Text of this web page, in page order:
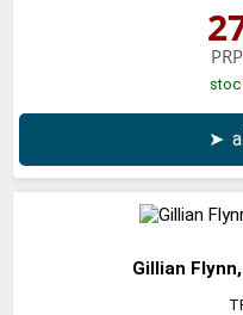
➤
Gillian